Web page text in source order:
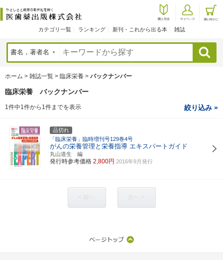
カテゴリ一覧 ランキング 新刊・これから出る本 雑誌
検索
ホーム > 雑誌一覧 > 臨床栄養 > バックナンバー
臨床栄養 バックナンバー
1件中1件から1件までを表示 絞り込み »
品切れ
「臨床栄養」臨時増刊号129巻4号
がんの栄養管理と栄養指導 エキスパートガイド
丸山道生 編
発行時参考価格 2,800円 2016年9月発行